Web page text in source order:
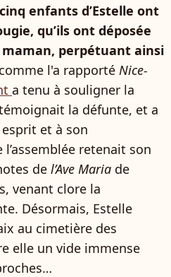
enfants d’Estelle ont
qu’ils ont déposée
perpétuant ainsi
comme l'a rapporté Nice-
a tenu à souligner la
la défunte, et a
et à son
retenait son
de l’Ave Maria de
venant clore la
Désormais, Estelle
au cimetière des
elle un vide immense